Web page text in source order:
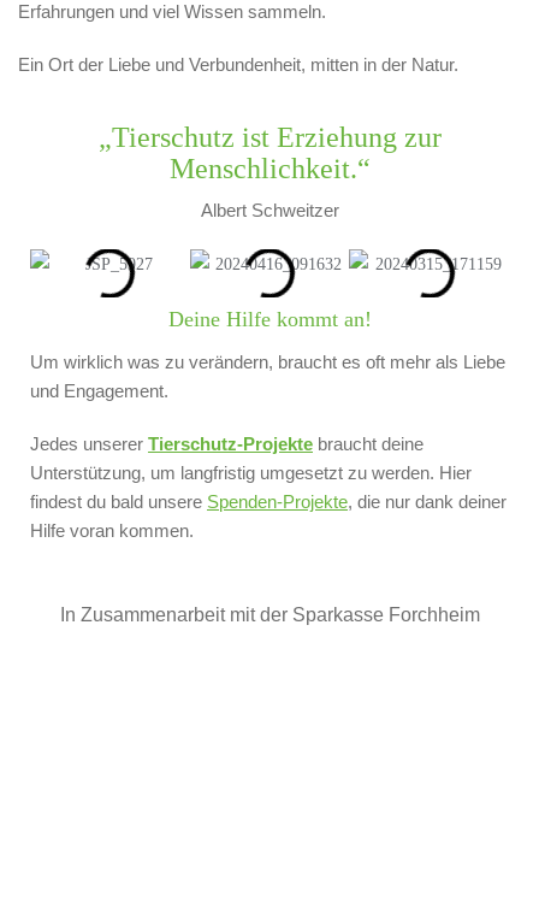
Erfahrungen und viel Wissen sammeln.
Ein Ort der Liebe und Verbundenheit, mitten in der Natur.
„Tierschutz ist Erziehung zur
Menschlichkeit.“
Albert Schweitzer
Deine Hilfe kommt an!
Um wirklich was zu verändern, braucht es oft mehr als Liebe
und Engagement.
Jedes unserer Tierschutz-Projekte braucht deine
Unterstützung, um langfristig umgesetzt zu werden. Hier
findest du bald unsere Spenden-Projekte, die nur dank deiner
Hilfe voran kommen.
In Zusammenarbeit mit der Sparkasse Forchheim